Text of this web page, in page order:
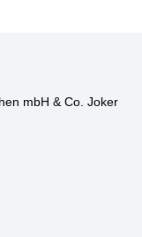
mbH & Co. Joker